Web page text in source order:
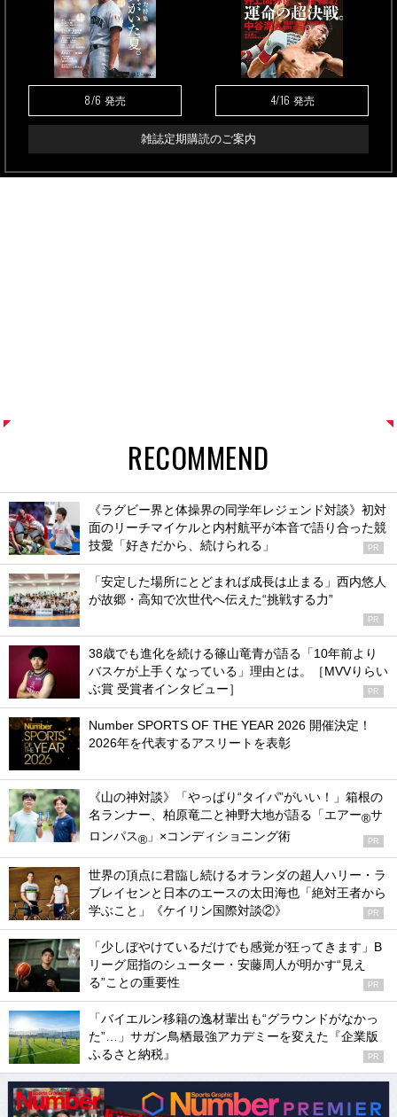
8/6 発売 4/16 発売
雑誌定期購読のご案内
RECOMMEND
《ラグビー界と体操界の同学年レジェンド対談》初対
面のリーチマイケルと内村航平が本音で語り合った競
技愛「好きだから、続けられる」
PR
「安定した場所にとどまれば成長は止まる」西内悠人
が故郷・高知で次世代へ伝えた“挑戦する力”
PR
38歳でも進化を続ける篠山竜青が語る「10年前より
バスケが上手くなっている」理由とは。［MVVりらい
ぶ賞 受賞者インタビュー］
PR
Number SPORTS OF THE YEAR 2026 開催決定！
2026年を代表するアスリートを表彰
《山の神対談》「やっぱり“タイパ”がいい！」箱根の
名ランナー、柏原竜二と神野大地が語る「エアー®サ
ロンパス® 」×コンディショニング術 PR
世界の頂点に君臨し続けるオランダの超人ハリー・ラ
ブレイセンと日本のエースの太田海也「絶対王者から
学ぶこと」《ケイリン国際対談②》
PR
「少しぼやけているだけでも感覚が狂ってきます」B
リーグ屈指のシューター・安藤周人が明かす“見え
る”ことの重要性
PR
「バイエルン移籍の逸材輩出も“グラウンドがなかっ
た”…」サガン鳥栖最強アカデミーを変えた『企業版
ふるさと納税』
PR